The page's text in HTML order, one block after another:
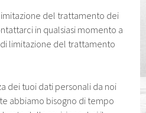
del trattamento dei
in qualsiasi momento a
limitazione del trattamento
dei tuoi dati personali da noi
abbiamo bisogno di tempo